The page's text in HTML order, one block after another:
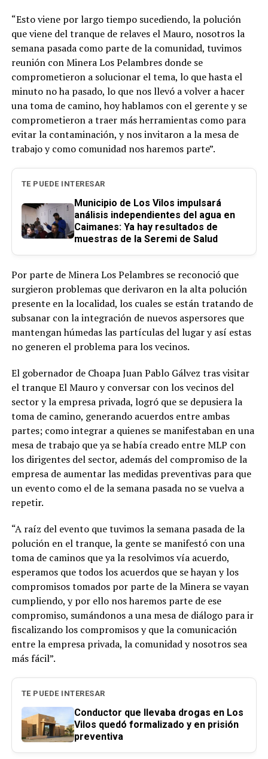
“Esto viene por largo tiempo sucediendo, la polución
que viene del tranque de relaves el Mauro, nosotros la
semana pasada como parte de la comunidad, tuvimos
reunión con Minera Los Pelambres donde se
comprometieron a solucionar el tema, lo que hasta el
minuto no ha pasado, lo que nos llevó a volver a hacer
una toma de camino, hoy hablamos con el gerente y se
comprometieron a traer más herramientas como para
evitar la contaminación, y nos invitaron a la mesa de
trabajo y como comunidad nos haremos parte”.
TE PUEDE INTERESAR
Municipio de Los Vilos impulsará
análisis independientes del agua en
Caimanes: Ya hay resultados de
muestras de la Seremi de Salud
Por parte de Minera Los Pelambres se reconoció que
surgieron problemas que derivaron en la alta polución
presente en la localidad, los cuales se están tratando de
subsanar con la integración de nuevos aspersores que
mantengan húmedas las partículas del lugar y así estas
no generen el problema para los vecinos.
El gobernador de Choapa Juan Pablo Gálvez tras visitar
el tranque El Mauro y conversar con los vecinos del
sector y la empresa privada, logró que se depusiera la
toma de camino, generando acuerdos entre ambas
partes; como integrar a quienes se manifestaban en una
mesa de trabajo que ya se había creado entre MLP con
los dirigentes del sector, además del compromiso de la
empresa de aumentar las medidas preventivas para que
un evento como el de la semana pasada no se vuelva a
repetir.
“A raíz del evento que tuvimos la semana pasada de la
polución en el tranque, la gente se manifestó con una
toma de caminos que ya la resolvimos vía acuerdo,
esperamos que todos los acuerdos que se hayan y los
compromisos tomados por parte de la Minera se vayan
cumpliendo, y por ello nos haremos parte de ese
compromiso, sumándonos a una mesa de diálogo para ir
fiscalizando los compromisos y que la comunicación
entre la empresa privada, la comunidad y nosotros sea
más fácil”.
TE PUEDE INTERESAR
Conductor que llevaba drogas en Los
Vilos quedó formalizado y en prisión
preventiva